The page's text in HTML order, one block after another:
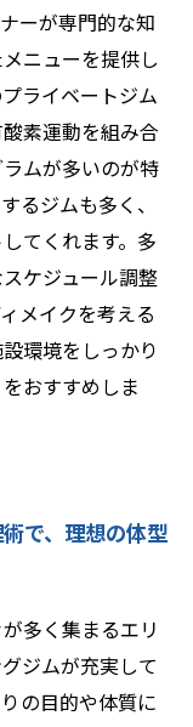
ーが専門的な知
ニューを提供し
ライベートジム
素運動を組み合
ムが多いのが特
るジムも多く、
てくれます。多
ケジュール調整
メイクを考える
環境をしっかり
おすすめしま
で、理想の体型
多く集まるエリ
ジムが充実して
の目的や体質に